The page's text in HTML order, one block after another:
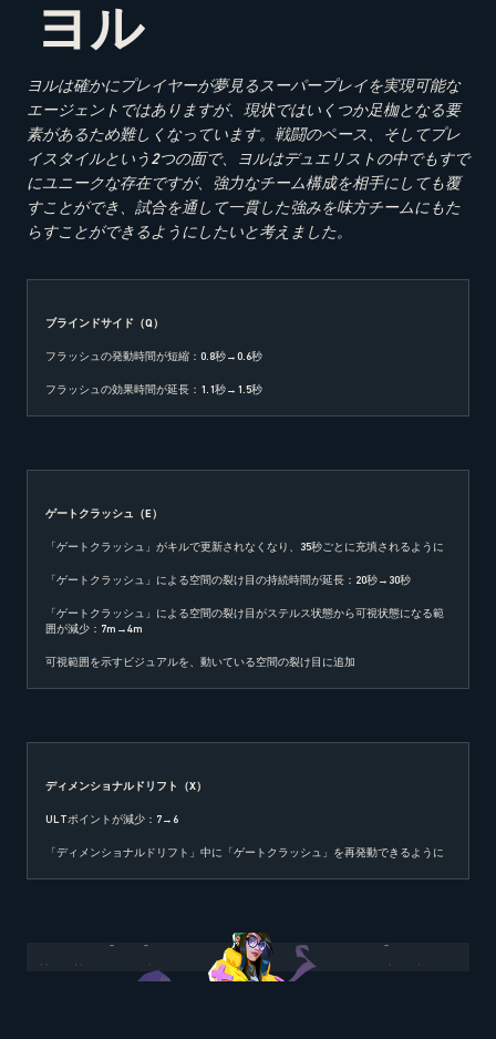
ヨル
ヨルは確かにプレイヤーが夢見るスーパープレイを実現可能な
エージェントではありますが、現状ではいくつか足枷となる要
素があるため難しくなっています。戦闘のペース、そしてプレ
イスタイルという2つの面で、ヨルはデュエリストの中でもすで
にユニークな存在ですが、強力なチーム構成を相手にしても覆
すことができ、試合を通して一貫した強みを味方チームにもた
らすことができるようにしたいと考えました。
ブラインドサイド（Q）
フラッシュの発動時間が短縮：0.8秒→0.6秒
フラッシュの効果時間が延長：1.1秒→1.5秒
ゲートクラッシュ（E）
「ゲートクラッシュ」がキルで更新されなくなり、35秒ごとに充填されるように
「ゲートクラッシュ」による空間の裂け目の持続時間が延長：20秒→30秒
「ゲートクラッシュ」による空間の裂け目がステルス状態から可視状態になる範
囲が減少：7m→4m
可視範囲を示すビジュアルを、動いている空間の裂け目に追加
ディメンショナルドリフト（X）
ULTポイントが減少：7→6
「ディメンショナルドリフト」中に「ゲートクラッシュ」を再発動できるように